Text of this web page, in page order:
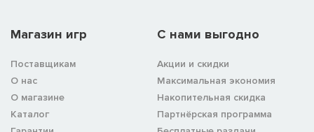
Магазин игр
Поставщикам
О нас
О магазине
Каталог
C нами выгодно
Акции и скидки
Максимальная экономия
Накопительная скидка
Партнёрская программа